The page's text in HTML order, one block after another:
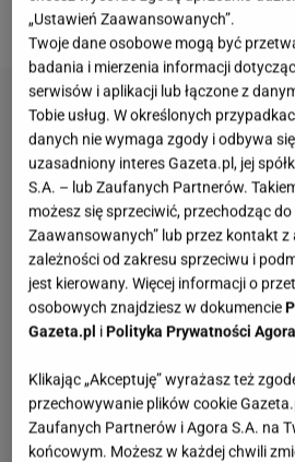
negatywne komentarze.
„Ustawień Zaawansowanych”.
Twoje dane osobowe mogą być
badania i mierzenia informacji
serwisów i aplikacji lub łączone z
Tobie usług. W określonych
danych nie wymaga zgody i odbywa
uzasadniony interes Gazeta.pl, jej
S.A. – lub Zaufanych Partnerów.
możesz się sprzeciwić, przechodząc do
Zaawansowanych” lub przez kontakt
zależności od zakresu sprzeciwu i
jest kierowany. Więcej informacji o
osobowych znajdziesz w dokumencie
Gazeta.pl iPolityka Prywatności
Klikając „Akceptuję” wyrażasz też
przechowywanie plików cookie
Zaufanych Partnerów i Agora S.A. na
końcowym. Możesz w każdej chwili